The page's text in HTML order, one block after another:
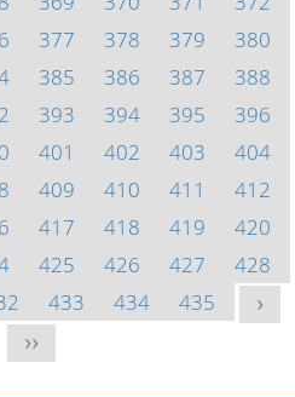
377 378 379
380
385 386 387
388
393 394 395
396
401 402 403
404
409 410 411
412
417 418 419
420
425 426 427
428
433 434 435
>
>>